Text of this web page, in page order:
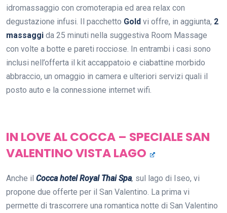
idromassaggio con cromoterapia ed area relax con
degustazione infusi. Il pacchetto Gold vi offre, in aggiunta, 2
massaggi da 25 minuti nella suggestiva Room Massage
con volte a botte e pareti rocciose. In entrambi i casi sono
inclusi nell’offerta il kit accappatoio e ciabattine morbido
abbraccio, un omaggio in camera e ulteriori servizi quali il
posto auto e la connessione internet wifi.
IN LOVE AL COCCA – SPECIALE SAN
VALENTINO VISTA LAGO
Anche il Cocca hotel Royal Thai Spa, sul lago di Iseo, vi
propone due offerte per il San Valentino. La prima vi
permette di trascorrere una romantica notte di San Valentino